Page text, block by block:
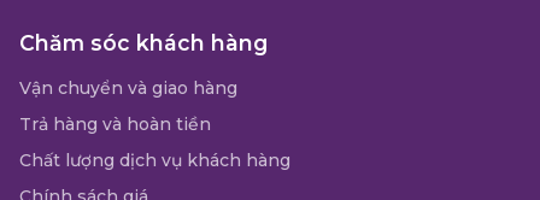
Chăm sóc khách hàng
Vận chuyển và giao hàng
Trả hàng và hoàn tiền
Chất lượng dịch vụ khách hàng